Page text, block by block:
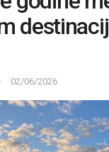
02/06/2026